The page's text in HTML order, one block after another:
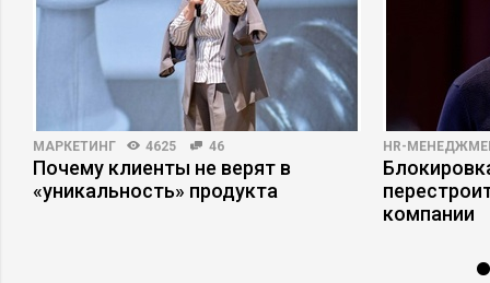
МАРКЕТИНГ 4625 46
Почему клиенты не верят в
«уникальность» продукта
HR-
компании